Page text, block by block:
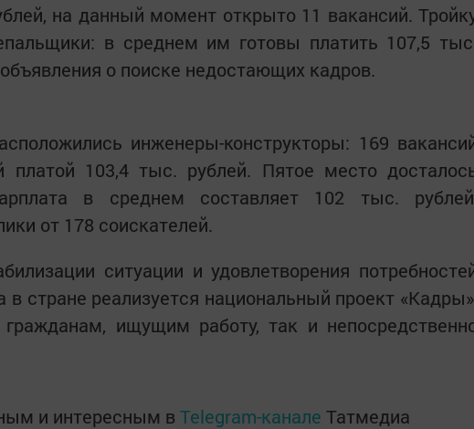
на данный момент открыто 11 вакансий.
в среднем им готовы платить 107,5
о поиске недостающих кадров.
инженеры-конструкторы: 169
платой 103,4 тыс. рублей. Пятое место
в среднем составляет 102 тыс.
от 178 соискателей.
ситуации и удовлетворения
в стране реализуется национальный проект
ищущим работу, так и
и интересным в Telegram-канале Татмедиа